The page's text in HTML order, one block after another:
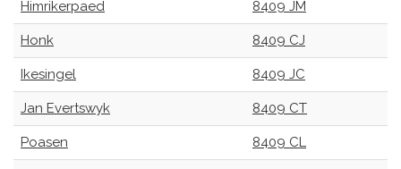
Himrikerpaed 8409 JM
Honk 8409 CJ
Ikesingel 8409 JC
Jan Evertswyk 8409 CT
Poasen 8409 CL